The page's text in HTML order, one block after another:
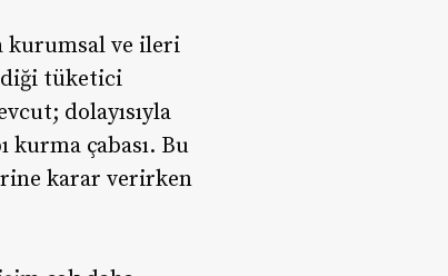
kurumsal ve ileri
tüketici
dolayısıyla
kurma çabası. Bu
karar verirken